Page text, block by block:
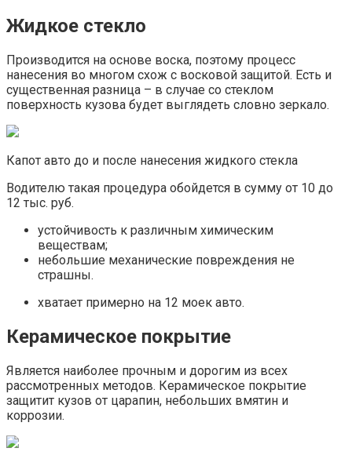
Жидкое стекло
Производится на основе воска, поэтому процесс
нанесения во многом схож с восковой защитой. Есть и
существенная разница – в случае со стеклом
поверхность кузова будет выглядеть словно зеркало.
Капот авто до и после нанесения жидкого стекла
Водителю такая процедура обойдется в сумму от 10 до
12 тыс. руб.
устойчивость к различным химическим
веществам;
небольшие механические повреждения не
страшны.
хватает примерно на 12 моек авто.
Керамическое покрытие
Является наиболее прочным и дорогим из всех
рассмотренных методов. Керамическое покрытие
защитит кузов от царапин, небольших вмятин и
коррозии.